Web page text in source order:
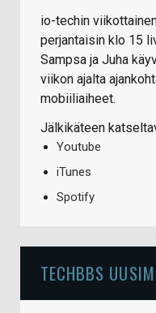
io-techin
perjantaisin klo 15
Sampsa ja Juha
viikon ajalta
mobiiliaiheet.
Jälkikäteen
Youtube
iTunes
Spotify
TECHBBS